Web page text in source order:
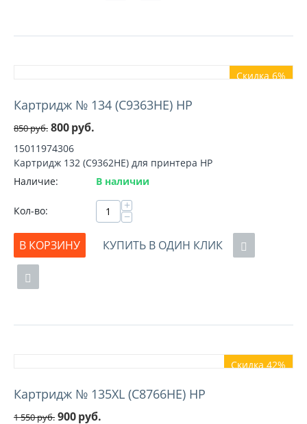
Скидка 6%
Картридж № 134 (C9363HE) HP
850руб. 800руб.
15011974306
Картридж 132 (C9362HE) для принтера HP
Наличие:
В наличии
Кол-во: +
−
В КОРЗИНУ
КУПИТЬ В ОДИН КЛИК
Скидка 42%
Картридж № 135XL (C8766HE) HP
1 550руб. 900руб.